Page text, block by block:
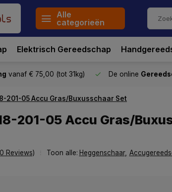
Alle
categorieën
Elektrisch Gereedschap
vanaf € 75,00 (tot 31kg) De online
201-05 Accu Gras/Buxusschaar Set
201-05 Accu Gras/
Reviews) Toon alle: Heggenschaar,